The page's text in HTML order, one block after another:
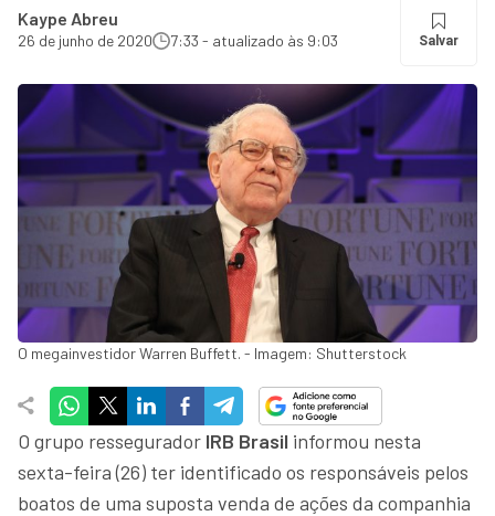
Kaype Abreu
26 de junho de 2020 7:33 - atualizado às 9:03 Salvar
O megainvestidor Warren Buffett. - Imagem: Shutterstock
O grupo ressegurador IRB Brasil informou nesta
sexta-feira (26) ter identificado os responsáveis pelos
boatos de uma suposta venda de ações da companhia